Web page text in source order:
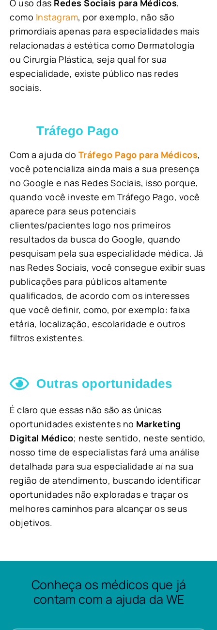
O uso das Redes Sociais para Médicos,
como Instagram, por exemplo, não são
primordiais apenas para especialidades mais
relacionadas à estética como Dermatologia
ou Cirurgia Plástica, seja qual for sua
especialidade, existe público nas redes
sociais.
Tráfego Pago
Com a ajuda do Tráfego Pago para Médicos,
você potencializa ainda mais a sua presença
no Google e nas Redes Sociais, isso porque,
quando você investe em Tráfego Pago, você
aparece para seus potenciais
clientes/pacientes logo nos primeiros
resultados da busca do Google, quando
pesquisam pela sua especialidade médica. Já
nas Redes Sociais, você consegue exibir suas
publicações para públicos altamente
qualificados, de acordo com os interesses
que você definir, como, por exemplo: faixa
etária, localização, escolaridade e outros
filtros existentes.
Outras oportunidades
É claro que essas não são as únicas
oportunidades existentes no Marketing
Digital Médico; neste sentido, neste sentido,
nosso time de especialistas fará uma análise
detalhada para sua especialidade aí na sua
região de atendimento, buscando identificar
oportunidades não exploradas e traçar os
melhores caminhos para alcançar os seus
objetivos.
Conheça os médicos que já
contam com a ajuda da WE